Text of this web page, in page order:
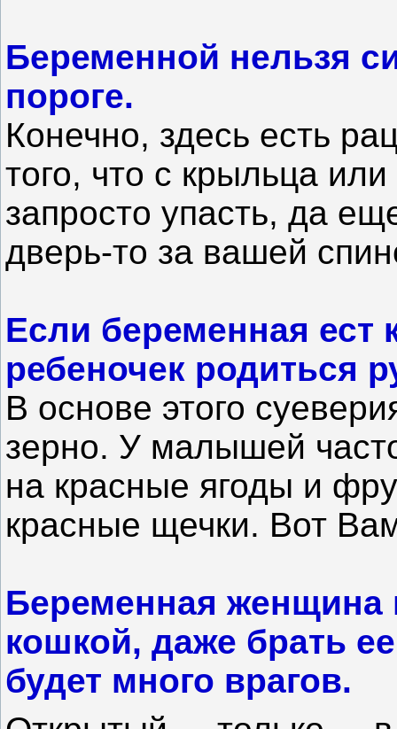
Беременной нельзя
пороге.
Конечно, здесь есть
того, что с крыльца
запросто упасть, да
дверь-то за вашей
Если беременная ест
ребеночек родиться
В основе этого
зерно. У малышей
на красные ягоды и
красные щечки. Вот
Беременная женщина
кошкой, даже брать
будет много врагов.